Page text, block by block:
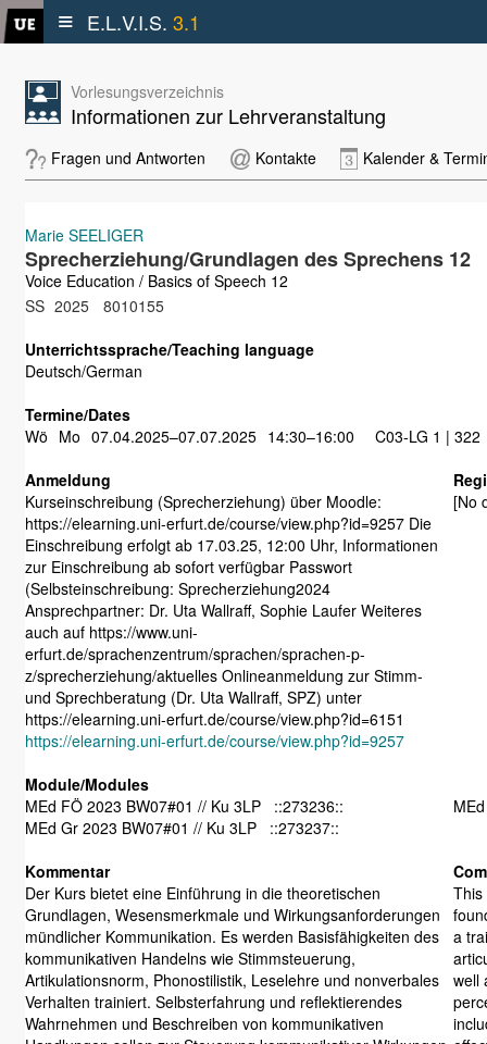
≡ E.L.V.I.S. 3.1
Vorlesungsverzeichnis
Informationen zur Lehrveranstaltung
Fragen und Antworten Kontakte Kalender &
Marie SEELIGER
Sprecherziehung/Grundlagen des Sprechens 12
Voice Education / Basics of Speech 12
SS 2025
8010155
Unterrichtssprache/Teaching language
Deutsch/German
Termine/Dates
Wö Mo 07.04.2025–07.07.2025 14:30–16:00
C03-LG 1 | 322
Anmeldung
Kurseinschreibung (Sprecherziehung) über Moodle:
https://elearning.uni-erfurt.de/course/view.php?id=9257 Die
Einschreibung erfolgt ab 17.03.25, 12:00 Uhr, Informationen
zur Einschreibung ab sofort verfügbar Passwort
(Selbsteinschreibung: Sprecherziehung2024
Ansprechpartner: Dr. Uta Wallraff, Sophie Laufer Weiteres
auch auf https://www.uni-
erfurt.de/sprachenzentrum/sprachen/sprachen-p-
z/sprecherziehung/aktuelles Onlineanmeldung zur Stimm-
und Sprechberatung (Dr. Uta Wallraff, SPZ) unter
https://elearning.uni-erfurt.de/course/view.php?id=6151
https://elearning.uni-erfurt.de/course/view.php?id=9257
[No
Module/Modules
MEd FÖ 2023 BW07#01 // Ku 3LP ::273236::
MEd Gr 2023 BW07#01 // Ku 3LP ::273237::
Kommentar
Der Kurs bietet eine Einführung in die theoretischen
Grundlagen, Wesensmerkmale und Wirkungsanforderungen
mündlicher Kommunikation. Es werden Basisfähigkeiten des
kommunikativen Handelns wie Stimmsteuerung,
Artikulationsnorm, Phonostilistik, Leselehre und nonverbales
Verhalten trainiert. Selbsterfahrung und reflektierendes
Wahrnehmen und Beschreiben von kommunikativen
This
a
well